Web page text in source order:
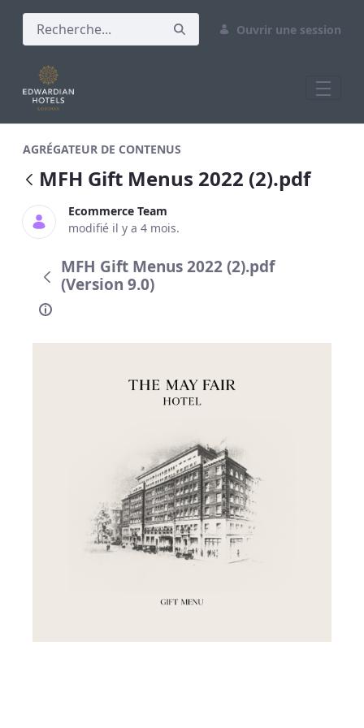
Ouvrir une session
AGRÉGATEUR DE CONTENUS
MFH Gift Menus 2022 (2).pdf
Ecommerce Team
modifié il y a 4 mois.
MFH Gift Menus 2022 (2).pdf
(Version 9.0)